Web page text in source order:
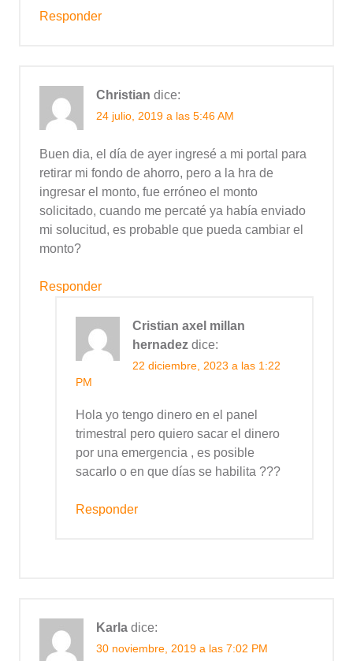
Responder
Christian dice:
24 julio, 2019 a las 5:46 AM
Buen dia, el día de ayer ingresé a mi portal para
retirar mi fondo de ahorro, pero a la hra de
ingresar el monto, fue erróneo el monto
solicitado, cuando me percaté ya había enviado
mi solucitud, es probable que pueda cambiar el
monto?
Responder
Cristian axel millan
hernadez dice:
22 diciembre, 2023 a las 1:22
PM
Hola yo tengo dinero en el panel
trimestral pero quiero sacar el dinero
por una emergencia , es posible
sacarlo o en que días se habilita ???
Responder
Karla dice:
30 noviembre, 2019 a las 7:02 PM